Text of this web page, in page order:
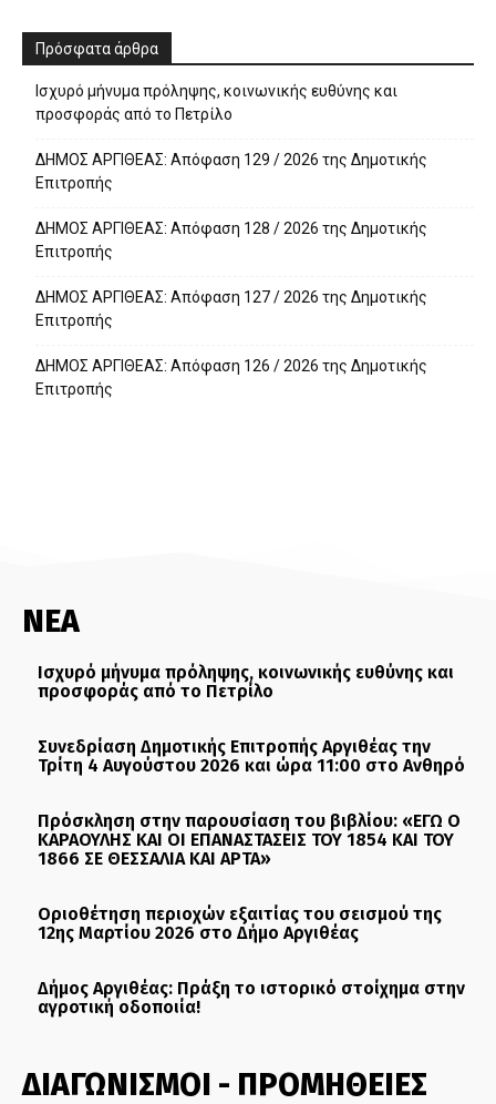
Πρόσφατα άρθρα
Ισχυρό μήνυμα πρόληψης, κοινωνικής ευθύνης και
προσφοράς από το Πετρίλο
ΔΗΜΟΣ ΑΡΓΙΘΕΑΣ: Απόφαση 129 / 2026 της Δημοτικής
Επιτροπής
ΔΗΜΟΣ ΑΡΓΙΘΕΑΣ: Απόφαση 128 / 2026 της Δημοτικής
Επιτροπής
ΔΗΜΟΣ ΑΡΓΙΘΕΑΣ: Απόφαση 127 / 2026 της Δημοτικής
Επιτροπής
ΔΗΜΟΣ ΑΡΓΙΘΕΑΣ: Απόφαση 126 / 2026 της Δημοτικής
Επιτροπής
ΝΕΑ
Ισχυρό μήνυμα πρόληψης, κοινωνικής ευθύνης και
προσφοράς από το Πετρίλο
Συνεδρίαση Δημοτικής Επιτροπής Αργιθέας την
Τρίτη 4 Αυγούστου 2026 και ώρα 11:00 στο Ανθηρό
Πρόσκληση στην παρουσίαση του βιβλίου: «ΕΓΩ Ο
ΚΑΡΑΟΥΛΗΣ ΚΑΙ ΟΙ ΕΠΑΝΑΣΤΑΣΕΙΣ ΤΟΥ 1854 ΚΑΙ ΤΟΥ
1866 ΣΕ ΘΕΣΣΑΛΙΑ ΚΑΙ ΑΡΤΑ»
Οριοθέτηση περιοχών εξαιτίας του σεισμού της
12ης Μαρτίου 2026 στο Δήμο Αργιθέας
Δήμος Αργιθέας: Πράξη το ιστορικό στοίχημα στην
αγροτική οδοποιία!
ΔΙΑΓΩΝΙΣΜΟΙ - ΠΡΟΜΗΘΕΙΕΣ